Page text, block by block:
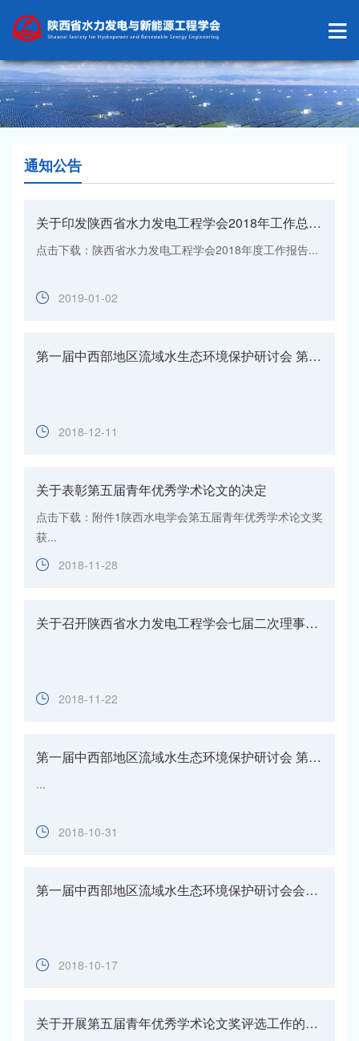
通知公告
关于印发陕西省水力发电工程学会2018年工作总结及2019年工作要点的函
点击下载：陕西省水力发电工程学会2018年度工作报告...
2019-01-02
第一届中西部地区流域水生态环境保护研讨会 第三号通知
2018-12-11
关于表彰第五届青年优秀学术论文的决定
点击下载：附件1陕西水电学会第五届青年优秀学术论文奖
获...
2018-11-28
关于召开陕西省水力发电工程学会七届二次理事会的通知
2018-11-22
第一届中西部地区流域水生态环境保护研讨会 第二号通知
...
2018-10-31
第一届中西部地区流域水生态环境保护研讨会会议通知（第1号通知）
2018-10-17
关于开展第五届青年优秀学术论文奖评选工作的通知